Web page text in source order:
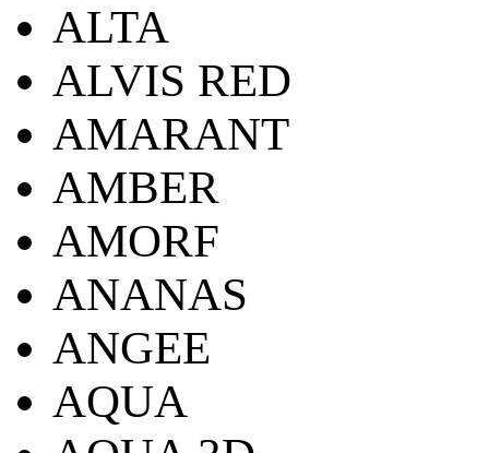
ALTA
ALVIS RED
AMARANT
AMBER
AMORF
ANANAS
ANGEE
AQUA